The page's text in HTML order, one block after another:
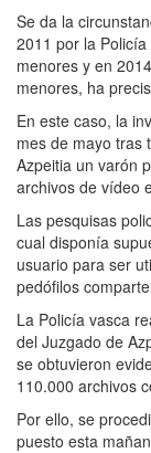
Se da la
2011 por la
menores y en
menores, ha
En este caso, la
mes de mayo tras
Azpeitia un varón
archivos de vídeo
Las pesquisas
cual disponía
usuario para ser
pedófilos
La Policía vasca
del Juzgado de
se obtuvieron
110.000 archivos
Por ello, se
puesto esta